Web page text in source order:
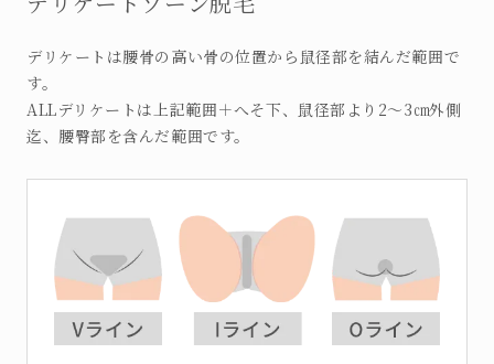
デリケートは腰骨の高い骨の位置から鼠径部を結んだ範囲で
す。
ALLデリケートは上記範囲＋へそ下、鼠径部より2～3㎝外側
迄、腰臀部を含んだ範囲です。